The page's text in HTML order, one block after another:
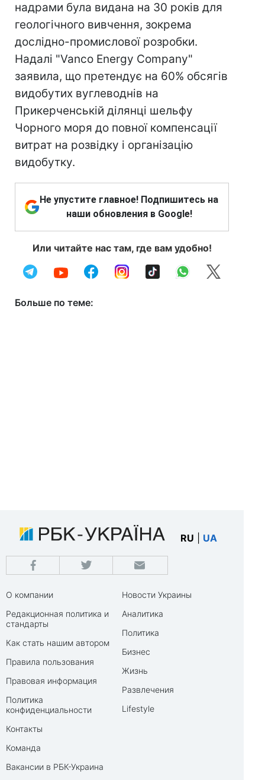
надрами була видана на 30 років для
геологічного вивчення, зокрема
дослідно-промислової розробки.
Надалі "Vanco Energy Company"
заявила, що претендує на 60% обсягів
видобутих вуглеводнів на
Прикерченській ділянці шельфу
Чорного моря до повної компенсації
витрат на розвідку і організацію
видобутку.
Не упустите главное! Подпишитесь на
наши обновления в Google!
Или читайте нас там, где вам удобно!
Больше по теме:
RU UA
О компании
Редакционная политика и
стандарты
Как стать нашим автором
Правила пользования
Правовая информация
Политика
конфиденциальности
Контакты
Команда
Вакансии в РБК-Украина
Новости Украины
Аналитика
Политика
Бизнес
Жизнь
Развлечения
Lifestyle